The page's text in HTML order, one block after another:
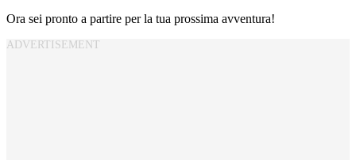
Ora sei pronto a partire per la tua prossima avventura!